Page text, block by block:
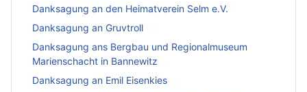
Danksagung an den Heimatverein Selm e.V.
Danksagung an Gruvtroll
Danksagung ans Bergbau und Regionalmuseum
Marienschacht in Bannewitz
Danksagung an Emil Eisenkies